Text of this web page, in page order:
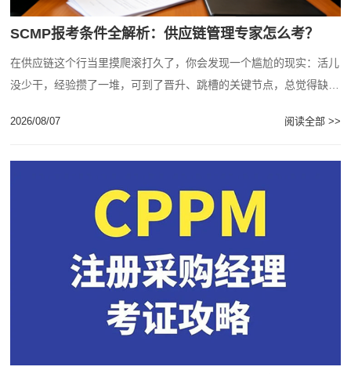
SCMP报考条件全解析：供应链管理专家怎么考？
在供应链这个行当里摸爬滚打久了，你会发现一个尴尬的现实：活儿
没少干，经验攒了一堆，可到了晋升、跳槽的关键节点，总觉得缺了
2026/08/07 阅读全部 >>